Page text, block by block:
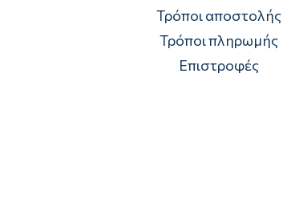
Τρόποι αποστολής
Τρόποι πληρωμής
Επιστροφές